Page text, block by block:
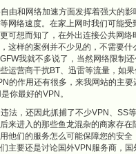
由和网络加速方面发挥着强大的
网络速度。在家上网时我们可能
可想而知了，在外出连接公共网
这样的案例并不少见的，不需要
我就不多说了，当然网络限制
运营商干扰BT、迅雷等流量，如
的作用还有很多，来我网站的主
你最好的VPN。
法，还因此抓捕了不少VPN、SS
来进入的那些鱼龙混杂的商家存
他们的服务怎么可能保障您的安
主要还是讨论国外VPN服务商，